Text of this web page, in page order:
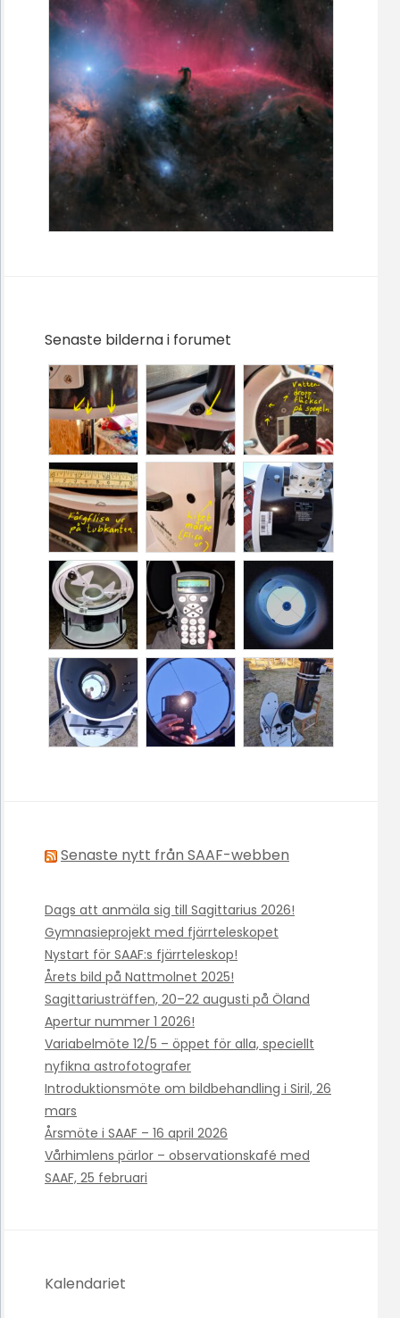
Senaste bilderna i forumet
Senaste nytt från SAAF-webben
Dags att anmäla sig till Sagittarius 2026!
Gymnasieprojekt med fjärrteleskopet
Nystart för SAAF:s fjärrteleskop!
Årets bild på Nattmolnet 2025!
Sagittariusträffen, 20–22 augusti på Öland
Apertur nummer 1 2026!
Variabelmöte 12/5 – öppet för alla, speciellt
nyfikna astrofotografer
Introduktionsmöte om bildbehandling i Siril, 26
mars
Årsmöte i SAAF – 16 april 2026
Vårhimlens pärlor – observationskafé med
SAAF, 25 februari
Kalendariet